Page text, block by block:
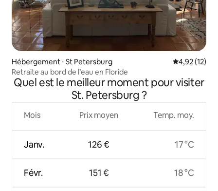
Hébergement ⋅ St Petersburg Évaluation
4,92 (12)
Retraite au bord de l’eau en Floride
Quel est le meilleur moment pour visiter
St. Petersburg ?
Mois
Janv.
Févr.
Prix moyen
126 €
151 €
Temp. moy.
17 °C
18 °C